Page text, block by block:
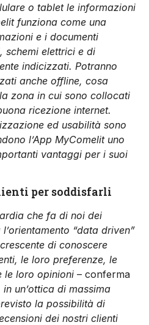
o tablet le informazioni
funziona come una
e i documenti
schemi elettrici e di
indicizzati. Potranno
anche offline, cosa
zona in cui sono collocati
ricezione internet.
ed usabilità sono
l’App MyComelit uno
vantaggi per i suoi
per soddisfarli
che fa di noi dei
“data driven”
di conoscere
le loro preferenze, le
le loro opinioni – conferma
in un’ottica di massima
la possibilità di
dei nostri clienti